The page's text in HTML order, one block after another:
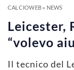
CALCIOWEB» NEWS
Leicester,
“volevo
Il tecnico del